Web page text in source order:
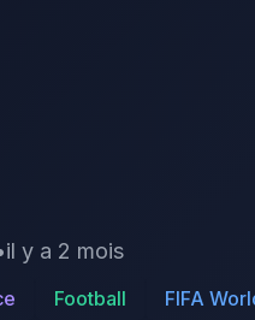
il y a 2 mois
Football FIFA